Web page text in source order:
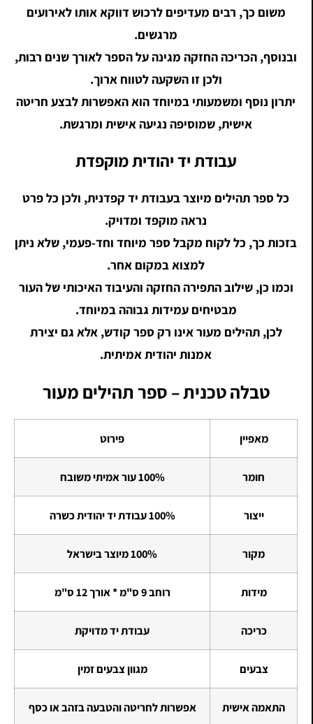
משום כך, רבים מעדיפים לרכוש דווקא אותו לאירועים
מרגשים.
ובנוסף, הכריכה החזקה מגינה על הספר לאורך שנים רבות,
ולכן זו השקעה לטווח ארוך.
יתרון נוסף ומשמעותי במיוחד הוא האפשרות לבצע חריטה
אישית, שמוסיפה נגיעה אישית ומרגשת.
עבודת יד יהודית מוקפדת
כל ספר תהילים מיוצר בעבודת יד קפדנית, ולכן כל פרט
נראה מוקפד ומדויק.
בזכות כך, כל לקוח מקבל ספר מיוחד וחד-פעמי, שלא ניתן
למצוא במקום אחר.
וכמו כן, שילוב התפירה החזקה והעיבוד האיכותי של העור
מבטיחים עמידות גבוהה במיוחד.
לכן, תהילים מעור אינו רק ספר קודש, אלא גם יצירת
אמנות יהודית אמיתית.
טבלה טכנית – ספר תהילים מעור
מאפיין פירוט
חומר 100% עור אמיתי משובח
ייצור 100% עבודת יד יהודית כשרה
מקור 100% מיוצר בישראל
מידות רוחב 9 ס"מ * אורך 12 ס"מ
כריכה עבודת יד מדויקת
צבעים מגוון צבעים זמין
התאמה אישית אפשרות לחריטה והטבעה בזהב או כסף